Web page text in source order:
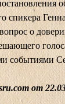
спикера
о
событиями
от